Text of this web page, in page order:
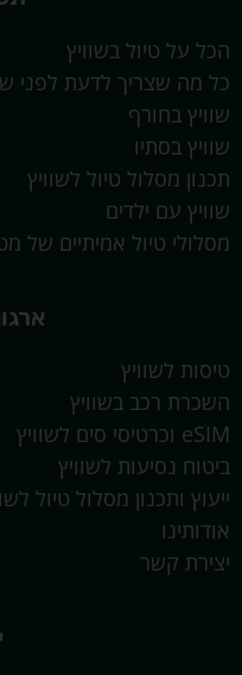
הכל על טיול בשוויץ
כל מה שצריך לדעת לפני
שוויץ בחורף
שוויץ בסתיו
תכנון מסלול טיול לשוויץ
שוויץ עם ילדים
מסלולי טיול אמיתיים של
טיסות לשוויץ
השכרת רכב בשוויץ
eSIM וכרטיסי סים לשוויץ
ביטוח נסיעות לשוויץ
ייעוץ ותכנון מסלול טיול
אודותינו
יצירת קשר